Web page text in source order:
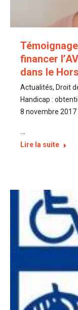
financer
dans le
Actualités, Droit
Handicap :
8 novembre 2017
…
Lire la suite